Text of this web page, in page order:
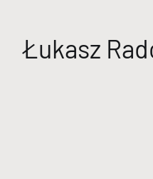
Łukasz